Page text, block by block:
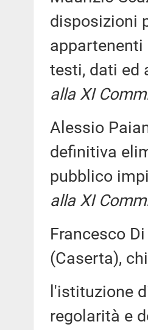
disposizioni
testi, dati ed
alla XI
Alessio
definitiva
pubblico
alla XI
Francesco
(Caserta),
l'istituzione
regolarità e